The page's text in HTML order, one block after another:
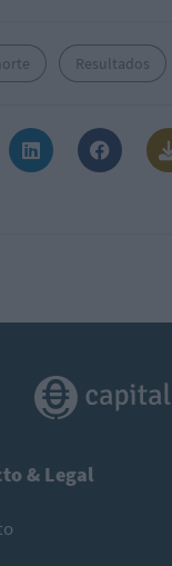
Resultados
& Legal